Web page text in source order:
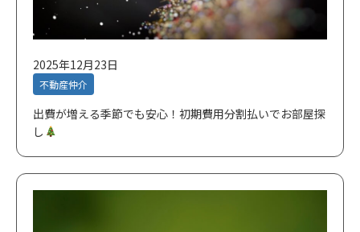
2025年12月23日
不動産仲介
出費が増える季節でも安心！初期費用分割払いでお部屋探
し